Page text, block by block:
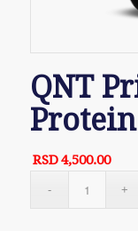
QNT
RSD4,500.00